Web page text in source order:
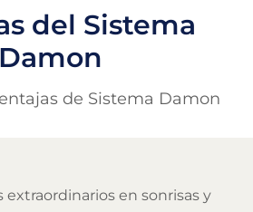
del Sistema
Damon
de Sistema Damon
extraordinarios en sonrisas y